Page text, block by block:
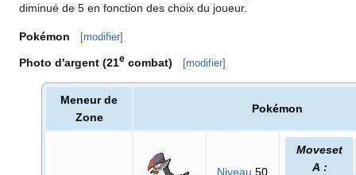
diminué de 5 en fonction des choix du joueur.
Pokémon [modifier]
Photo d'argent (21e combat) [modifier]
Meneur de
Zone
Pokémon
Niveau 50
Moveset
A :